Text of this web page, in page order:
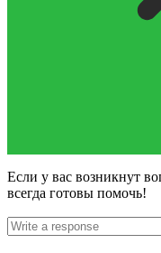
Если у вас возникнут
всегда готовы помочь!